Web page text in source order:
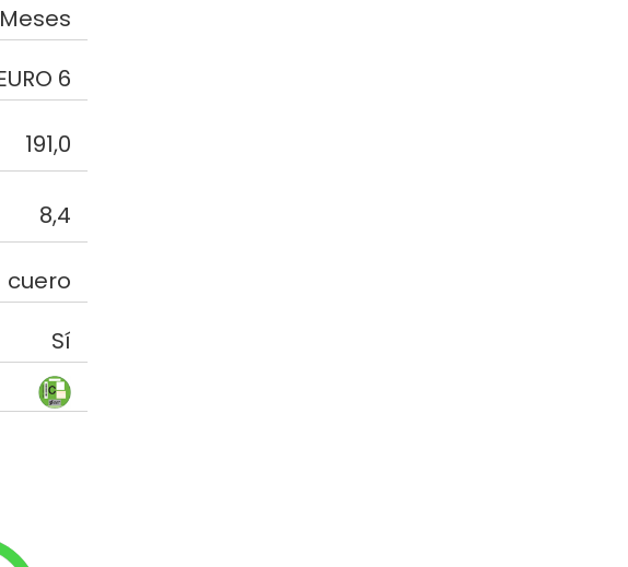
36 Meses
EURO 6
191,0
8,4
cuero
Sí